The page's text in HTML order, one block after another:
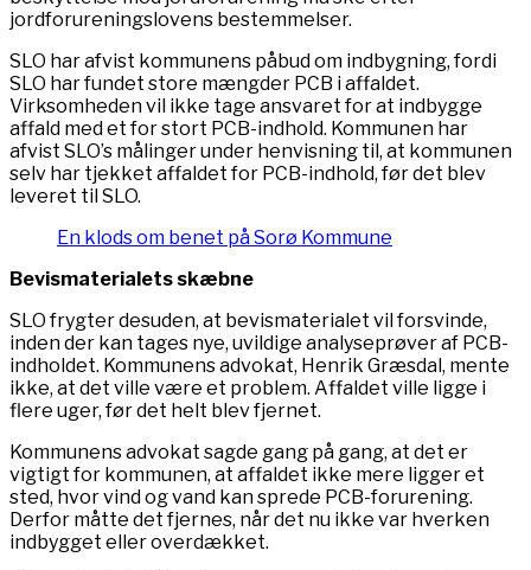
jordforureningslovens bestemmelser.
SLO har afvist kommunens påbud om indbygning, fordi
SLO har fundet store mængder PCB i affaldet.
Virksomheden vil ikke tage ansvaret for at indbygge
affald med et for stort PCB-indhold. Kommunen har
afvist SLO’s målinger under henvisning til, at kommunen
selv har tjekket affaldet for PCB-indhold, før det blev
leveret til SLO.
En klods om benet på Sorø Kommune
Bevismaterialets skæbne
SLO frygter desuden, at bevismaterialet vil forsvinde,
inden der kan tages nye, uvildige analyseprøver af PCB-
indholdet. Kommunens advokat, Henrik Græsdal, mente
ikke, at det ville være et problem. Affaldet ville ligge i
flere uger, før det helt blev fjernet.
Kommunens advokat sagde gang på gang, at det er
vigtigt for kommunen, at affaldet ikke mere ligger et
sted, hvor vind og vand kan sprede PCB-forurening.
Derfor måtte det fjernes, når det nu ikke var hverken
indbygget eller overdækket.